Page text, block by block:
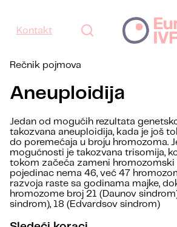
Kontakt
Rečnik pojmova
Aneuploidija
Jedan od mogućih rezultata
takozvana aneuploidija, kada je još
do poremećaja u broju hromozoma.
mogućnosti je takozvana trisomija,
tokom začeća zameni hromozomski
pojedinac nema 46, već 47
razvoja raste sa godinama majke,
hromozome broj 21 (Daunov
sindrom), 18 (Edvardsov sindrom)